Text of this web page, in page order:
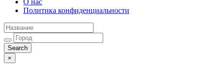
О нас
Политика конфиденциальности
×